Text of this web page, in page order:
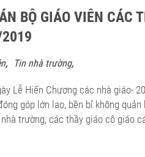
BỘ GIÁO VIÊN CÁC
, Tin nhà trường,
Lễ Hiến Chương các nhà giáo-
góp lớn lao, bền bỉ không
trường, các thầy giáo cô giáo